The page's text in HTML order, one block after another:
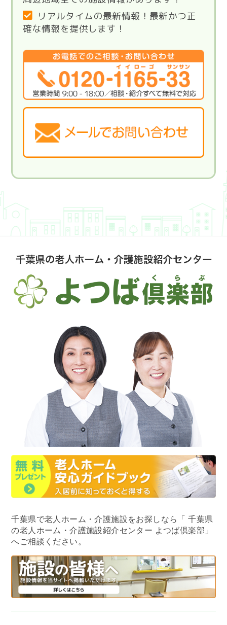
リアルタイムの最新情報！最新かつ正
確な情報を提供します！
千葉県で老人ホーム・介護施設をお探しなら
「 千葉県
の老人ホーム・介護施設紹介センター よつば倶楽部」
へご相談ください。